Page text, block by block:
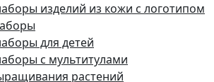
изделий из кожи с логотипом
для детей
с мультитулами
растений